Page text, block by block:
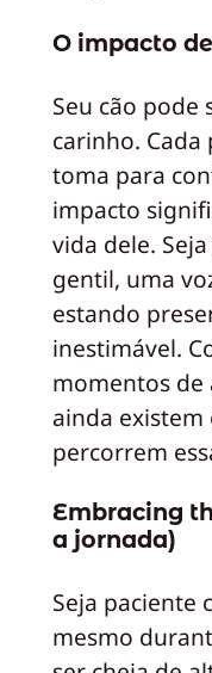
O impacto
Seu cão pode
carinho. Cada
toma para
impacto
vida dele.
gentil, uma
estando
inestimável.
momentos de
ainda
percorrem
Embracing
a jornada)
Seja paciente
mesmo